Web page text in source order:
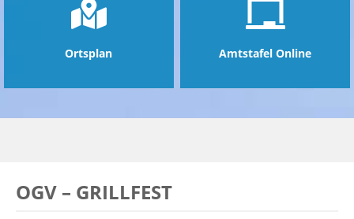
Ortsplan Amtstafel Online
OGV – GRILLFEST